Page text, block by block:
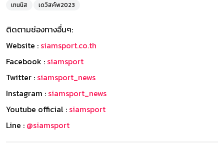
เทนนิส
เดวิสคัพ2023
ติดตามช่องทางอื่นๆ:
Website : siamsport.co.th
Facebook : siamsport
Twitter : siamsport_news
Instagram : siamsport_news
Youtube official : siamsport
Line : @siamsport